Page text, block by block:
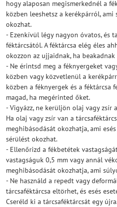
hogy alaposan megismerkednél a
közben leeshetsz a kerékpárról,
okozhat.
- Ezenkívül légy nagyon óvatos, és
féktárcsától. A féktárcsa elég éles
okozzon az ujjaidnak, ha
- Ne érintsd meg a féknyergeket
közben vagy közvetlenül a
közben a féknyergek és a féktárcsa
magad, ha megérinted őket.
- Vigyázz, ne kerüljön olaj vagy zsír
Ha olaj vagy zsír van a
meghibásodását okozhatja, ami
sérülést okozhat.
- Ellenőrizd a fékbetétek
vastagságuk 0,5 mm vagy annál
meghibásodását okozhatja, ami
- Ne használd a repedt vagy
tárcsaféktárcsa eltörhet, és esés
Cseréld ki a tárcsaféktárcsát egy